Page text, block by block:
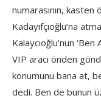
numarasının,
Kadayıfçıoğlu’na
Kalaycıoğlu’nun
VIP aracı önden
konumunu bana at,
dedi. Ben de bunun